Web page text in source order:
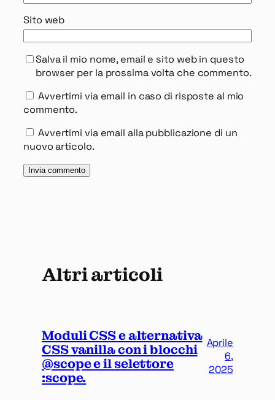
Sito web
Salva il mio nome, email e sito web in questo
browser per la prossima volta che commento.
Avvertimi via email in caso di risposte al mio
commento.
Avvertimi via email alla pubblicazione di un
nuovo articolo.
Altri articoli
Moduli CSS e alternativa
CSS vanilla con i blocchi
@scope e il selettore
:scope.
Aprile
6,
2025